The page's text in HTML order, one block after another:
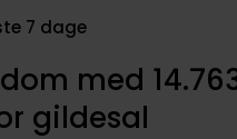
7 dage
med
gildesal